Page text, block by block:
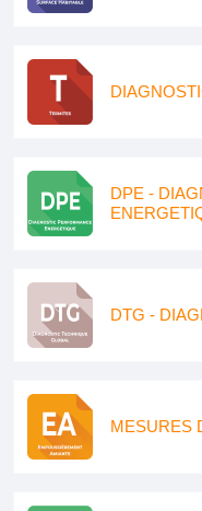
DPE -
DTG -
MESURES